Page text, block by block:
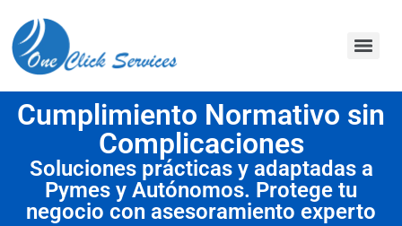
Cumplimiento Normativo sin
Complicaciones
Soluciones prácticas y adaptadas a
Pymes y Autónomos. Protege tu
negocio con asesoramiento experto